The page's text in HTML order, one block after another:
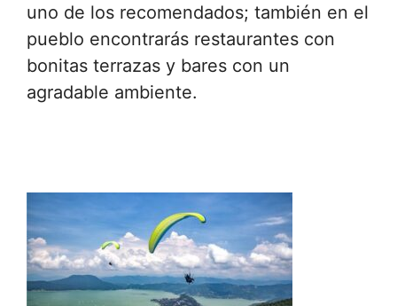
uno de los recomendados; también en el
pueblo encontrarás restaurantes con
bonitas terrazas y bares con un
agradable ambiente.